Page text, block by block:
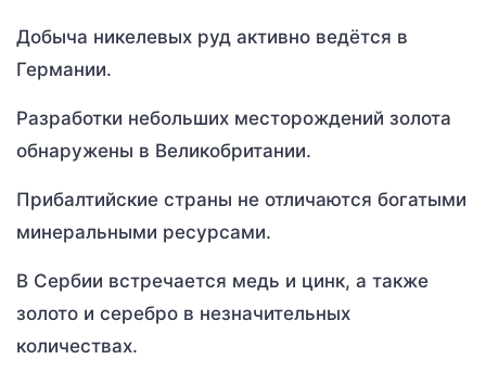
Добыча никелевых руд активно ведётся в
Германии.
Разработки небольших месторождений золота
обнаружены в Великобритании.
Прибалтийские страны не отличаются богатыми
минеральными ресурсами.
В Сербии встречается медь и цинк, а также
золото и серебро в незначительных
количествах.